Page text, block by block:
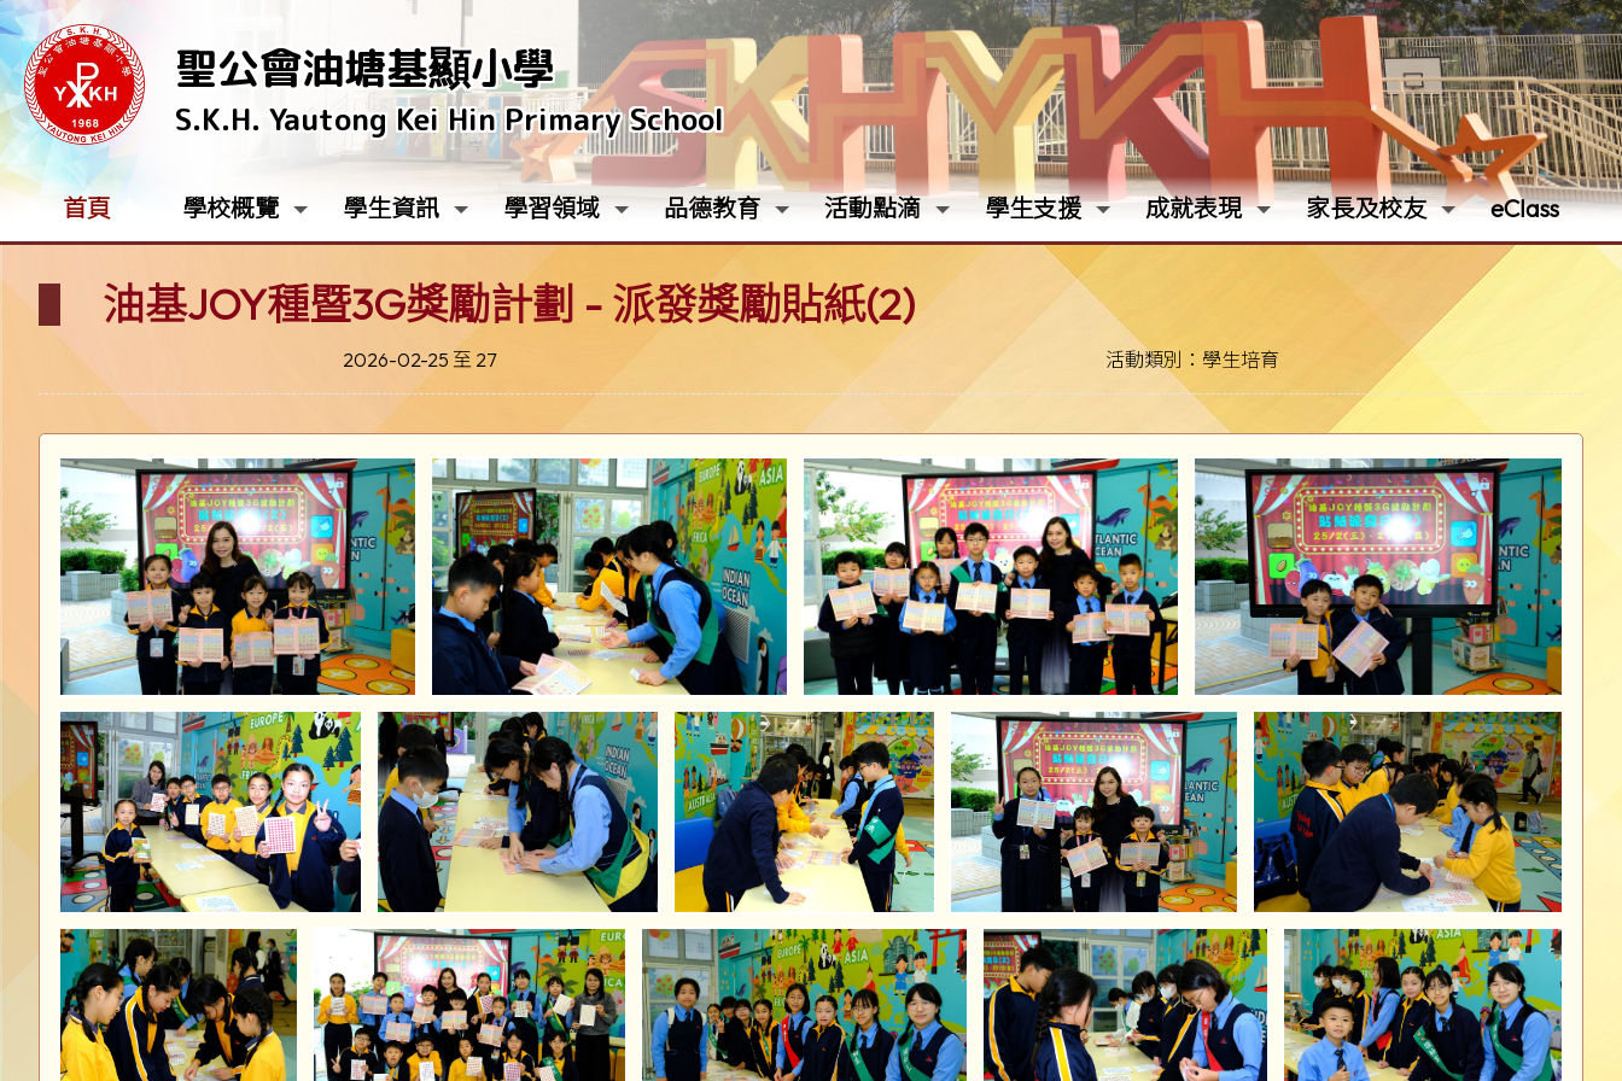
聖公會油塘基顯小學
S.K.H. Yautong Kei Hin Primary School
首頁 學校概覽 學生資訊 學習領域 品德教育 活動點滴 學生支援 成就表現 家長及校友 eClass
油基JOY種暨3G獎勵計劃 - 派發獎勵貼紙(2)
2026-02-25 至 27 活動類別：學生培育